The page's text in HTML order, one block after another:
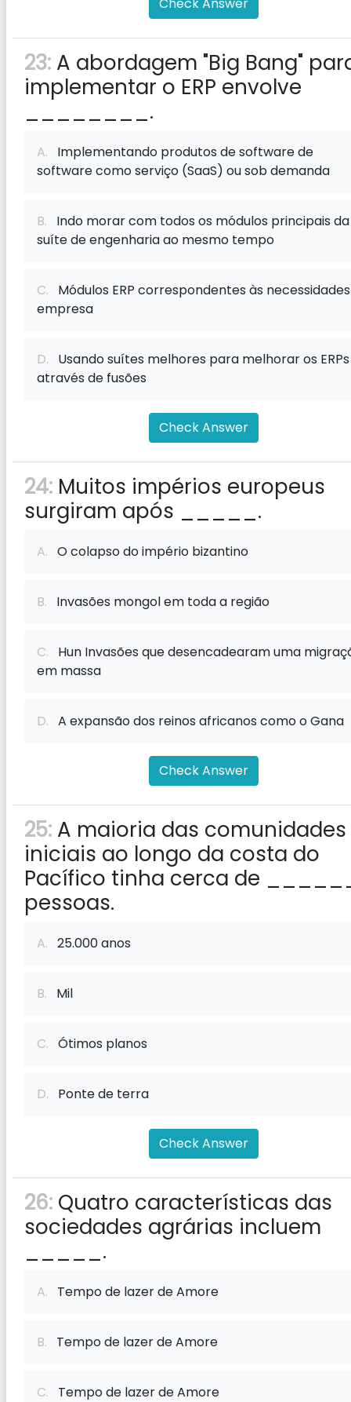
23: A abordagem "Big Bang"
implementar o ERP envolve
________.
A. Implementando produtos de software de
software como serviço (SaaS) ou sob demanda
B. Indo morar com todos os módulos principais da
suíte de engenharia ao mesmo tempo
C. Módulos ERP correspondentes às
empresa
D. Usando suítes melhores para melhorar os ERPs
através de fusões
Check Answer
24: Muitos impérios europeus
surgiram após _____.
A. O colapso do império bizantino
B. Invasões mongol em toda a região
C. Hun Invasões que desencadearam uma
em massa
D. A expansão dos reinos africanos como o Gana
Check Answer
25: A maioria das comunidades
iniciais ao longo da costa do
Pacífico tinha cerca de
pessoas.
A. 25.000 anos
B. Mil
C. Ótimos planos
D. Ponte de terra
Check Answer
26: Quatro características das
sociedades agrárias incluem
_____.
A. Tempo de lazer de Amore
B. Tempo de lazer de Amore
C. Tempo de lazer de Amore